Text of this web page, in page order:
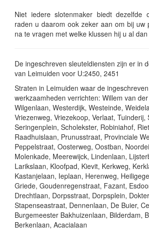
Niet iedere slotenmaker biedt dezelfde
raden u daarom ook zeker aan om bij uw
na te vragen met welke klussen hij u al
De ingeschreven sleuteldiensten zijn er in
van Leimuiden voor U:2450, 2451
Straten in Leimuiden waar de
werkzaamheden verrichten: Willem van
Wilgenlaan, Westerdijk, Westeinde,
Vriezenweg, Vriezekoop, Verlaat, Tuinderij,
Seringenplein, Scholekster, Robiniahof,
Raadhuislaan, Prunusstraat, Provinciale
Peppelstraat, Oosterweg, Oostban,
Molenkade, Meerewijck, Lindenlaan,
Larikslaan, Kloofpad, Kievit, Kerkweg,
Kastanjelaan, Ieplaan, Herenweg,
Griede, Goudenregenstraat, Fazant,
Drechtlaan, Dorpsstraat, Dorpsplein, Dokter
Stapenseastraat, Dennenlaan, De Buier,
Burgemeester Bakhuizenlaan, Bilderdam,
Berkenlaan, Acacialaan